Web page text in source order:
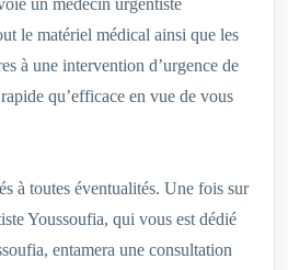
un médecin urgentiste
le matériel médical ainsi que les
à une intervention d’urgence de
qu’efficace en vue de vous
à toutes éventualités. Une fois sur
Youssoufia, qui vous est dédié
entamera une consultation